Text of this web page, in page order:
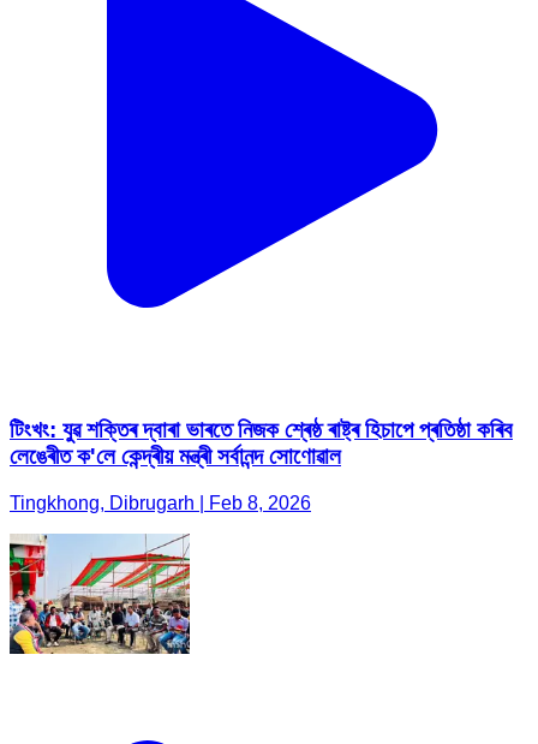
টিংখং: যুৱ শক্তিৰ দ্বাৰা ভাৰতে নিজক শ্ৰেষ্ঠ ৰাষ্ট্ৰ হিচাপে প্ৰতিষ্ঠা কৰিব
লেঙেৰীত ক'লে কেন্দ্ৰীয় মন্ত্ৰী সৰ্বানন্দ সোণোৱাল
Tingkhong, Dibrugarh | Feb 8, 2026